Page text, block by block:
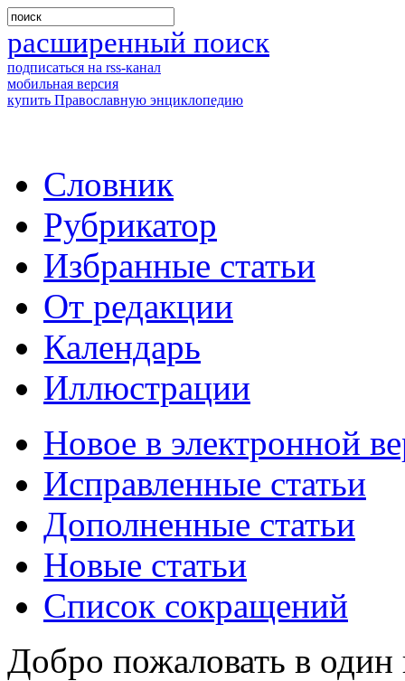
расширенный поиск
подписаться на rss-канал
мобильная версия
купить Православную энциклопедию
Словник
Рубрикатор
Избранные статьи
От редакции
Календарь
Иллюстрации
Новое в электронной
Исправленные статьи
Дополненные статьи
Новые статьи
Список сокращений
Добро пожаловать в